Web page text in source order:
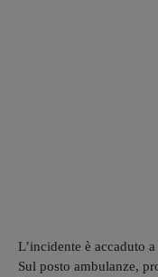
L’incidente è accaduto
Sul posto ambulanze,